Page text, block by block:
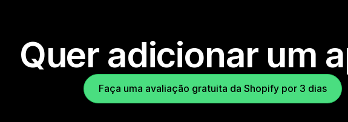
Quer adicionar um
Faça uma avaliação gratuita da Shopify por 3 dias